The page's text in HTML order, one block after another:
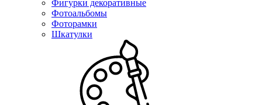
Фигурки декоративные
Фотоальбомы
Фоторамки
Шкатулки